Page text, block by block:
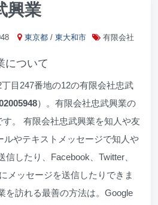
興業
東京都 / 東大和市 有限会社
について
目247番地の12の有限会社忠武
）。有限会社忠武興業の
す。 有限会社忠武興業を知人や友
ルやテキストメッセージで知人や
したり、Facebook、Twitter、
メッセージを送信したりできま
を訪れる最善の方法は。Google